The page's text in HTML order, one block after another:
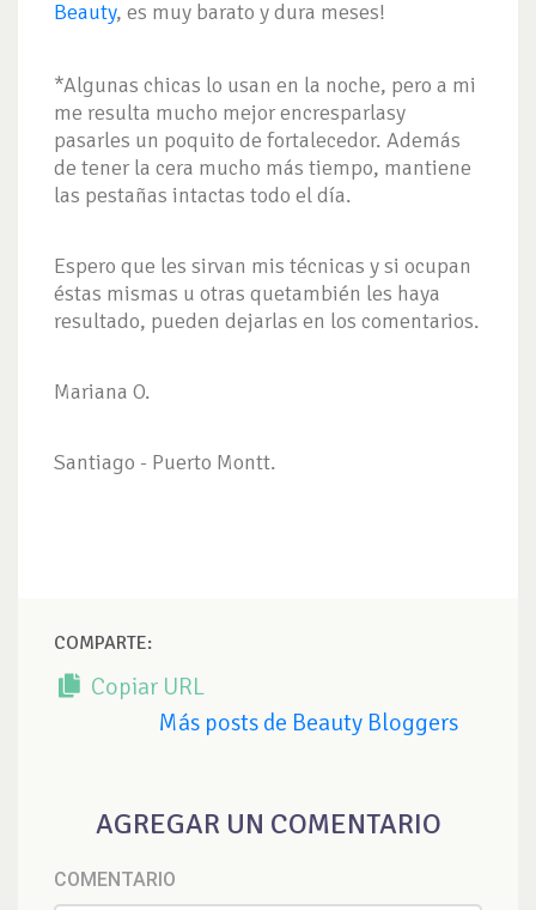
Beauty, es muy barato y dura meses!
*Algunas chicas lo usan en la noche, pero a mi
me resulta mucho mejor encresparlasy
pasarles un poquito de fortalecedor. Además
de tener la cera mucho más tiempo, mantiene
las pestañas intactas todo el día.
Espero que les sirvan mis técnicas y si ocupan
éstas mismas u otras quetambién les haya
resultado, pueden dejarlas en los comentarios.
Mariana O.
Santiago - Puerto Montt.
COMPARTE:
Copiar URL
Más posts de Beauty Bloggers
AGREGAR UN COMENTARIO
COMENTARIO